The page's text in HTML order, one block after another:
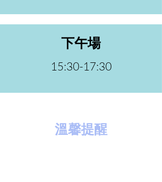
下午場
15:30-17:30
​溫馨提醒